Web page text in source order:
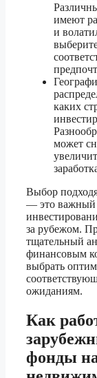
имеют
и
каких
может
Выбор
— это важный
за рубежом.
тщательный
финансовым
выбрать
ожиданиям.
Как
фонды